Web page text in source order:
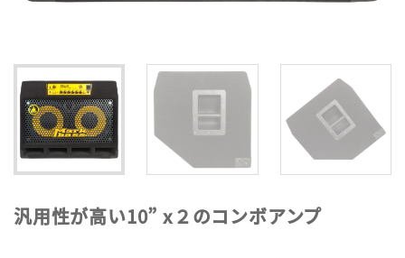
汎用性が高い10” x２のコンボアンプ